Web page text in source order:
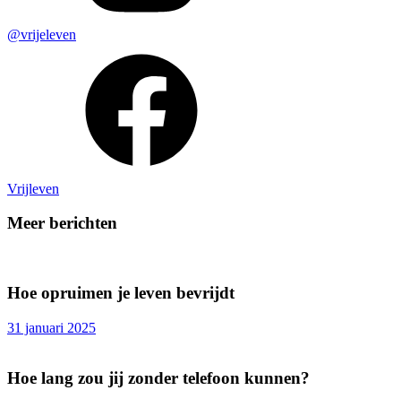
@vrijeleven
Vrijleven
Meer berichten
Hoe opruimen je leven bevrijdt
31 januari 2025
Hoe lang zou jij zonder telefoon kunnen?